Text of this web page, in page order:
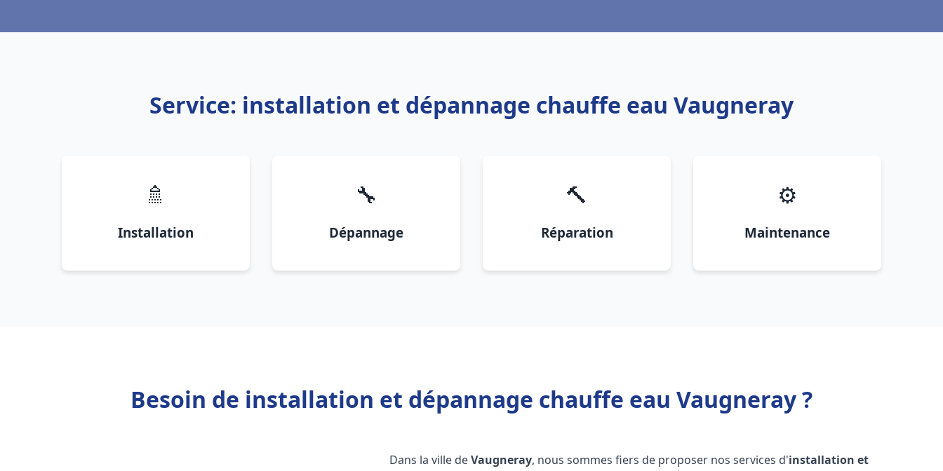
Service: installation et dépannage chauffe eau Vaugneray
🚿
Installation
🔧
Dépannage
🔨
Réparation
⚙️
Maintenance
Besoin de installation et dépannage chauffe eau Vaugneray ?
Dans la ville deVaugneray, nous sommes fiers de proposer nos services d'installation et